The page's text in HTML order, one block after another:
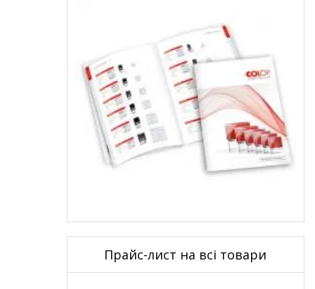
Прайс-лист на всі товари